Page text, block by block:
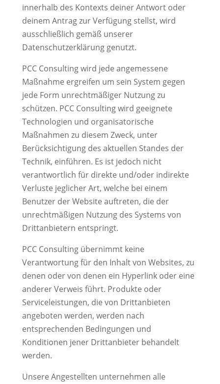
innerhalb des Kontexts deiner Antwort oder
deinem Antrag zur Verfügung stellst, wird
ausschließlich gemäß unserer
Datenschutzerklärung genutzt.
PCC Consulting wird jede angemessene
Maßnahme ergreifen um sein System gegen
jede Form unrechtmäßiger Nutzung zu
schützen. PCC Consulting wird geeignete
Technologien und organisatorische
Maßnahmen zu diesem Zweck, unter
Berücksichtigung des aktuellen Standes der
Technik, einführen. Es ist jedoch nicht
verantwortlich für direkte und/oder indirekte
Verluste jeglicher Art, welche bei einem
Benutzer der Website auftreten, die der
unrechtmäßigen Nutzung des Systems von
Drittanbietern entspringt.
PCC Consulting übernimmt keine
Verantwortung für den Inhalt von Websites, zu
denen oder von denen ein Hyperlink oder eine
anderer Verweis führt. Produkte oder
Serviceleistungen, die von Drittanbieten
angeboten werden, werden nach
entsprechenden Bedingungen und
Konditionen jener Drittanbieter behandelt
werden.
Unsere Angestellten unternehmen alle